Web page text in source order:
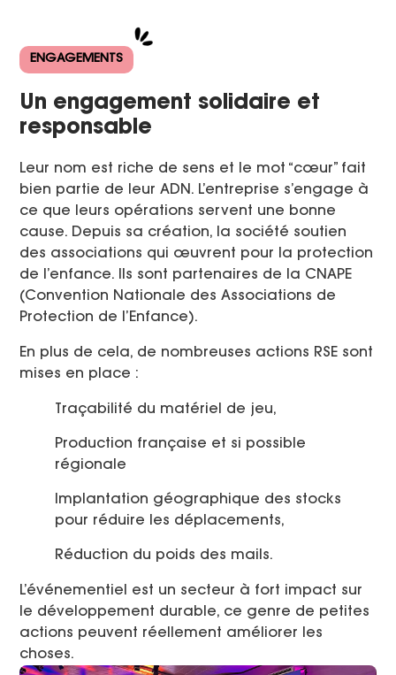
ENGAGEMENTS
Un engagement solidaire et
responsable
Leur nom est riche de sens et le mot “cœur” fait
bien partie de leur ADN. L’entreprise s’engage à
ce que leurs opérations servent une bonne
cause. Depuis sa création, la société soutien
des associations qui œuvrent pour la protection
de l’enfance. Ils sont partenaires de la CNAPE
(Convention Nationale des Associations de
Protection de l’Enfance).
En plus de cela, de nombreuses actions RSE sont
mises en place :
Traçabilité du matériel de jeu,
Production française et si possible
régionale
Implantation géographique des stocks
pour réduire les déplacements,
Réduction du poids des mails.
L’événementiel est un secteur à fort impact sur
le développement durable, ce genre de petites
actions peuvent réellement améliorer les
choses.